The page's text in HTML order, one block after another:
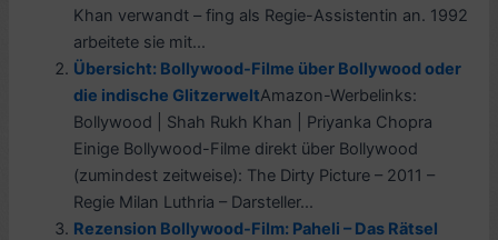
Khan verwandt – fing als Regie-Assistentin an. 1992
arbeitete sie mit...
Übersicht: Bollywood-Filme über Bollywood oder
die indische GlitzerweltAmazon-Werbelinks:
Bollywood | Shah Rukh Khan | Priyanka Chopra
Einige Bollywood-Filme direkt über Bollywood
(zumindest zeitweise): The Dirty Picture – 2011 –
Regie Milan Luthria – Darsteller...
Rezension Bollywood-Film: Paheli – Das Rätsel